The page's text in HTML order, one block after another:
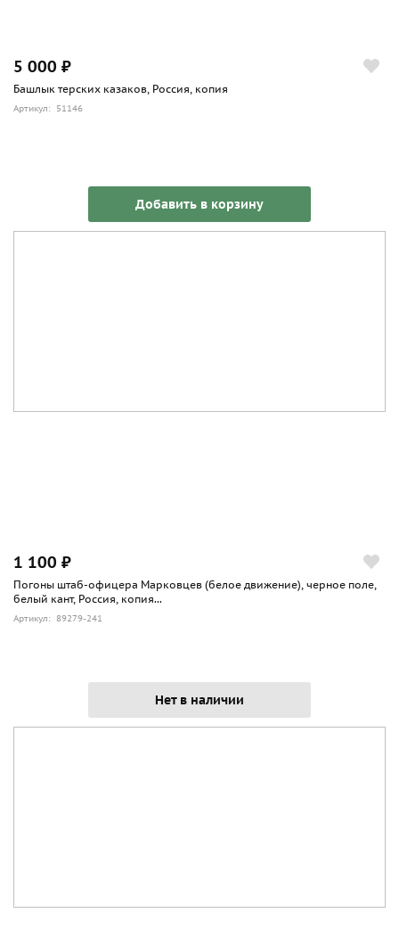
5 000 ₽
Башлык терских казаков, Россия, копия
Артикул: 51146
Добавить в корзину
1 100 ₽
Погоны штаб-офицера Марковцев (белое движение), черное поле,
белый кант, Россия, копия...
Артикул: 89279-241
Нет в наличии